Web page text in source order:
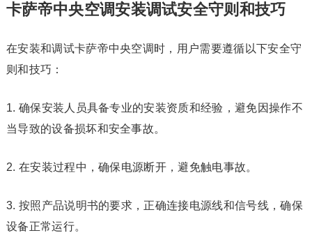
卡萨帝中央空调安装调试安全守则和技巧
在安装和调试卡萨帝中央空调时，用户需要遵循以下安全守
则和技巧：
1. 确保安装人员具备专业的安装资质和经验，避免因操作不
当导致的设备损坏和安全事故。
2. 在安装过程中，确保电源断开，避免触电事故。
3. 按照产品说明书的要求，正确连接电源线和信号线，确保
设备正常运行。